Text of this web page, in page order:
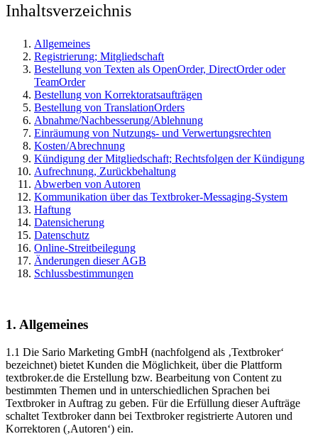
Inhaltsverzeichnis
Allgemeines
Registrierung; Mitgliedschaft
Bestellung von Texten als OpenOrder, DirectOrder oder
TeamOrder
Bestellung von Korrektoratsaufträgen
Bestellung von TranslationOrders
Abnahme/Nachbesserung/Ablehnung
Einräumung von Nutzungs- und Verwertungsrechten
Kosten/Abrechnung
Kündigung der Mitgliedschaft; Rechtsfolgen der Kündigung
Aufrechnung, Zurückbehaltung
Abwerben von Autoren
Kommunikation über das Textbroker-Messaging-System
Haftung
Datensicherung
Datenschutz
Online-Streitbeilegung
Änderungen dieser AGB
Schlussbestimmungen
1. Allgemeines
1.1 Die Sario Marketing GmbH (nachfolgend als ‚Textbroker‘
bezeichnet) bietet Kunden die Möglichkeit, über die Plattform
textbroker.de die Erstellung bzw. Bearbeitung von Content zu
bestimmten Themen und in unterschiedlichen Sprachen bei
Textbroker in Auftrag zu geben. Für die Erfüllung dieser Aufträge
schaltet Textbroker dann bei Textbroker registrierte Autoren und
Korrektoren (‚Autoren‘) ein.